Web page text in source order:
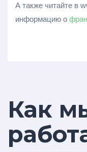
А также читайте в
информацию о
Как